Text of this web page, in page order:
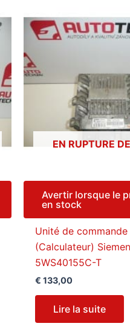
EN RUPTURE
Avertir lorsque le
en stock
Unité de commande
(Calculateur)
5WS40155C-T
€ 133,00
Lire la suite